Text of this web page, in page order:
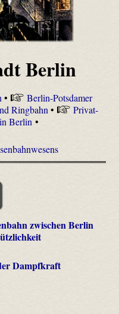
Berlin
•
Berlin-Potsdamer
Ringbahn •
Privat-
Berlin •
zwischen Berlin
Dampfkraft